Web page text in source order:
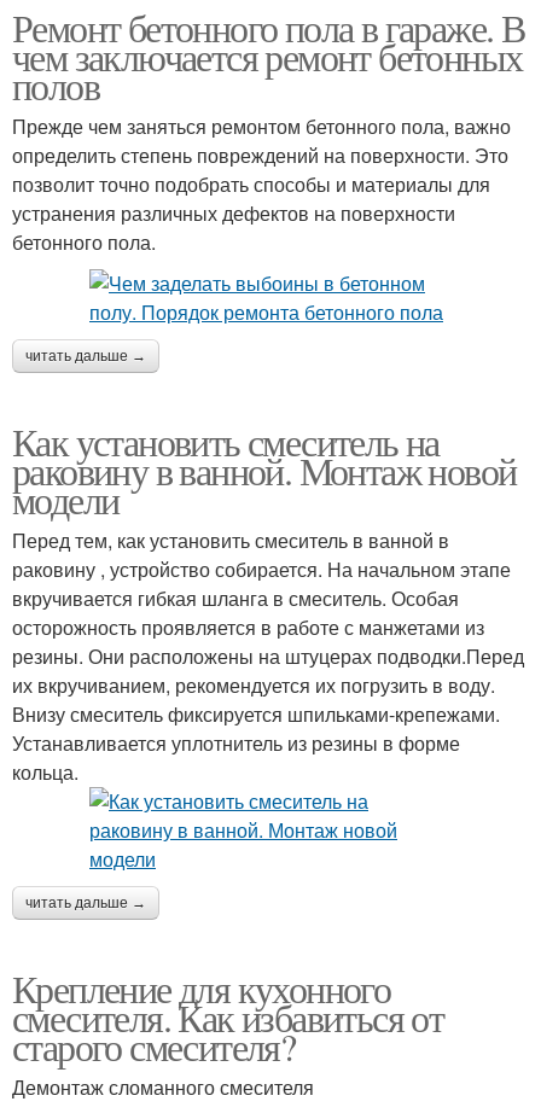
Ремонт бетонного пола в гараже. В
чем заключается ремонт бетонных
полов
Прежде чем заняться ремонтом бетонного пола, важно
определить степень повреждений на поверхности. Это
позволит точно подобрать способы и материалы для
устранения различных дефектов на поверхности
бетонного пола.
читать дальше →
Как установить смеситель на
раковину в ванной. Монтаж новой
модели
Перед тем, как установить смеситель в ванной в
раковину , устройство собирается. На начальном этапе
вкручивается гибкая шланга в смеситель. Особая
осторожность проявляется в работе с манжетами из
резины. Они расположены на штуцерах подводки.Перед
их вкручиванием, рекомендуется их погрузить в воду.
Внизу смеситель фиксируется шпильками-крепежами.
Устанавливается уплотнитель из резины в форме
кольца.
читать дальше →
Крепление для кухонного
смесителя. Как избавиться от
старого смесителя?
Демонтаж сломанного смесителя